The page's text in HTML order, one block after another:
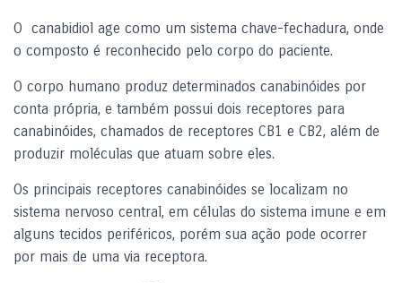
O canabidiol age como um sistema chave-fechadura, onde
o composto é reconhecido pelo corpo do paciente.
O corpo humano produz determinados canabinóides por
conta própria, e também possui dois receptores para
canabinóides, chamados de receptores CB1 e CB2, além de
produzir moléculas que atuam sobre eles.
Os principais receptores canabinóides se localizam no
sistema nervoso central, em células do sistema imune e em
alguns tecidos periféricos, porém sua ação pode ocorrer
por mais de uma via receptora.